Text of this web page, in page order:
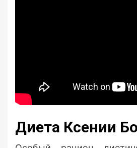
Диета Ксении